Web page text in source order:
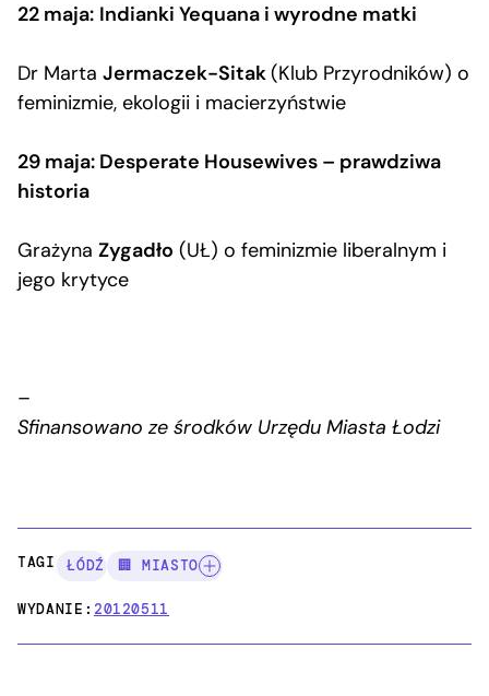
22 maja: Indianki Yequana i wyrodne matki
Dr Marta Jermaczek-Sitak(Klub Przyrodników) o
feminizmie, ekologii i macierzyństwie
29 maja: Desperate Housewives – prawdziwa
historia
Grażyna Zygadło (UŁ) o feminizmie liberalnym i
jego krytyce
–
Sfinansowano ze środków Urzędu Miasta Łodzi
TAGI: ŁÓDŹ 🏢 MIASTO
WYDANIE:20120511